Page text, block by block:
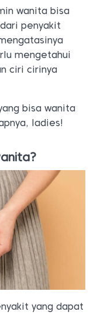
wanita bisa
penyakit
mengetahui
ciri cirinya
bisa wanita
ladies!
yang dapat